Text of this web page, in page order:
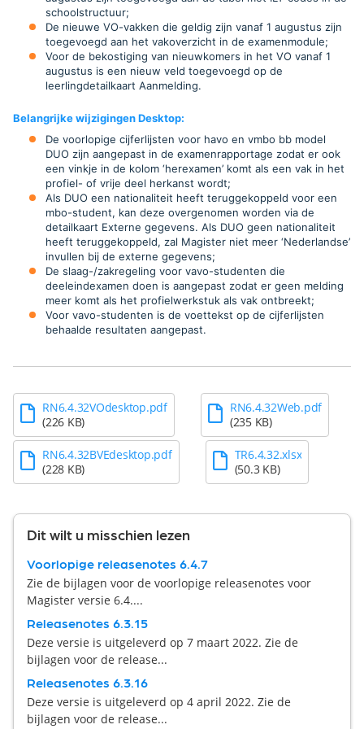
schoolstructuur;
De nieuwe VO-vakken die geldig zijn vanaf 1 augustus zijn
toegevoegd aan het vakoverzicht in de examenmodule;
Voor de bekostiging van nieuwkomers in het VO vanaf 1
augustus is een nieuw veld toegevoegd op de
leerlingdetailkaart Aanmelding.
Belangrijke wijzigingen Desktop:
De voorlopige cijferlijsten voor havo en vmbo bb model
DUO zijn aangepast in de examenrapportage zodat er ook
een vinkje in de kolom ‘herexamen’ komt als een vak in het
profiel- of vrije deel herkanst wordt;
Als DUO een nationaliteit heeft teruggekoppeld voor een
mbo-student, kan deze overgenomen worden via de
detailkaart Externe gegevens. Als DUO geen nationaliteit
heeft teruggekoppeld, zal Magister niet meer ‘Nederlandse’
invullen bij de externe gegevens;
De slaag-/zakregeling voor vavo-studenten die
deeleindexamen doen is aangepast zodat er geen melding
meer komt als het profielwerkstuk als vak ontbreekt;
Voor vavo-studenten is de voettekst op de cijferlijsten
behaalde resultaten aangepast.
RN6.4.32VOdesktop.pdf
(226 KB)
RN6.4.32Web.pdf
(235 KB)
RN6.4.32BVEdesktop.pdf
(228 KB)
TR6.4.32.xlsx
(50.3 KB)
Dit wilt u misschien lezen
Voorlopige releasenotes 6.4.7
Zie de bijlagen voor de voorlopige releasenotes voor
Magister versie 6.4....
Releasenotes 6.3.15
Deze versie is uitgeleverd op 7 maart 2022. Zie de
bijlagen voor de release...
Releasenotes 6.3.16
Deze versie is uitgeleverd op 4 april 2022. Zie de
bijlagen voor de release...